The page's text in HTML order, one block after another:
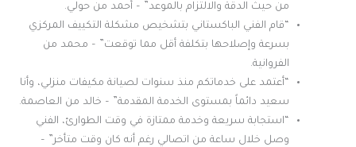
من حيث الدقة والالتزام بالموعد” – أحمد من حولي.
“قام الفني الباكستاني بتشخيص مشكلة التكييف المركزي
بسرعة وإصلاحها بتكلفة أقل مما توقعت” – محمد من
الفروانية.
“أعتمد على خدماتكم منذ سنوات لصيانة مكيفات منزلي، وأنا
سعيد دائماً بمستوى الخدمة المقدمة” – خالد من العاصمة.
“استجابة سريعة وخدمة ممتازة في وقت الطوارئ، الفني
وصل خلال ساعة من اتصالي رغم أنه كان وقت متأخر” –